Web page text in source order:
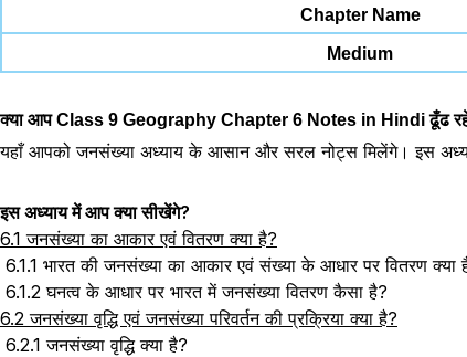
Chapter Name
Medium
क्या आप Class 9 Geography Chapter 6 Notes in Hindi ढूँढ
यहाँ आपको जनसंख्या अध्याय के आसान और सरल नोट्स मिलेंगे। इस
इस अध्याय में आप क्या सीखेंगे?
6.1 जनसंख्या का आकार एवं वितरण क्या है?
6.1.1 भारत की जनसंख्या का आकार एवं संख्या के आधार पर वितरण क्या
6.1.2 घनत्व के आधार पर भारत में जनसंख्या वितरण कैसा है?
6.2 जनसंख्या वृद्धि एवं जनसंख्या परिवर्तन की प्रक्रिया क्या है?
6.2.1 जनसंख्या वृद्धि क्या है?